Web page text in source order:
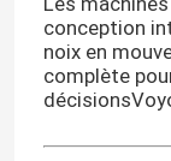
conception
noix en
complète